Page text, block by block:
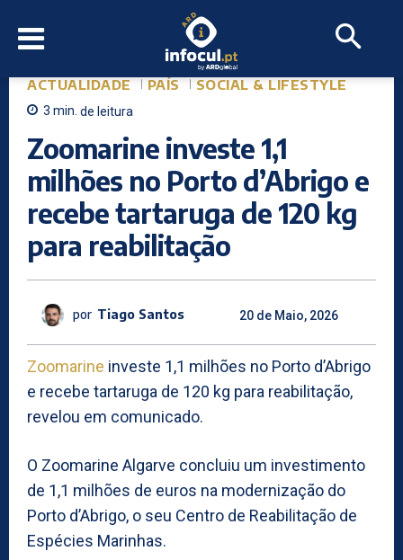
ACTUALIDADE PAÍS SOCIAL & LIFESTYLE
3 min. de leitura
Zoomarine investe 1,1
milhões no Porto d’Abrigo e
recebe tartaruga de 120 kg
para reabilitação
por Tiago Santos 20 de Maio, 2026
Zoomarine investe 1,1 milhões no Porto d’Abrigo
e recebe tartaruga de 120 kg para reabilitação,
revelou em comunicado.
O Zoomarine Algarve concluiu um investimento
de 1,1 milhões de euros na modernização do
Porto d’Abrigo, o seu Centro de Reabilitação de
Espécies Marinhas.